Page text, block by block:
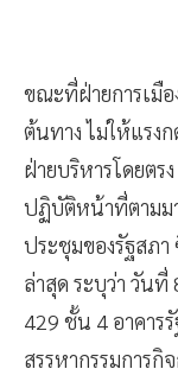
ขณะที่ฝ่ายการเมือ
ต้นทาง ไม่ให้แรง
ฝ่ายบริหารโดยตร
ปฏิบัติหน้าที่ตามมา
ประชุมของรัฐสภา
ล่าสุด ระบุว่า วันที่
429 ชั้น 4 อาคาร
สรรหากรรมการกิ